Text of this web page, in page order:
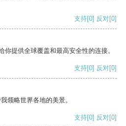
支持[0] 反对[0]
提供全球覆盖和最高安全性的连接。
支持[0] 反对[0]
领略世界各地的美景。
支持[0] 反对[0]